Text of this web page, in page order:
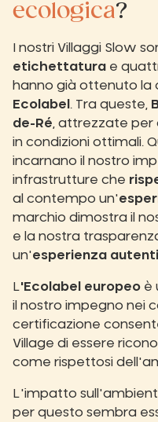
ecologica?
I nostri Villaggi Slow
etichettatura e
hanno già ottenuto la
Ecolabel . Tra queste,
de-Ré , attrezzate
in condizioni ottimali.
incarnano il nostro
infrastrutture che
al contempo un'
marchio dimostra il
e la nostra
un'esperienza
L'Ecolabel europeo è
il nostro impegno nei
certificazione
Village di essere
come rispettosi
L'impatto
per questo sembra